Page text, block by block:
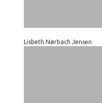
Lisbeth Nørbach Jensen